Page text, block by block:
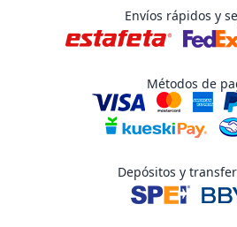
Envíos rápidos y
Métodos de
Depósitos y